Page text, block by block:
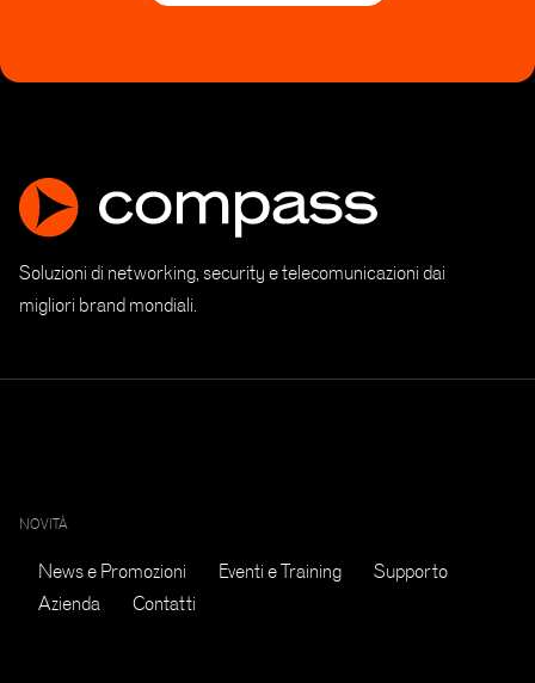
Soluzioni di networking, security e telecomunicazioni dai
migliori brand mondiali.
NOVITÀ
News e Promozioni Eventi e Training
Supporto
Azienda
Contatti